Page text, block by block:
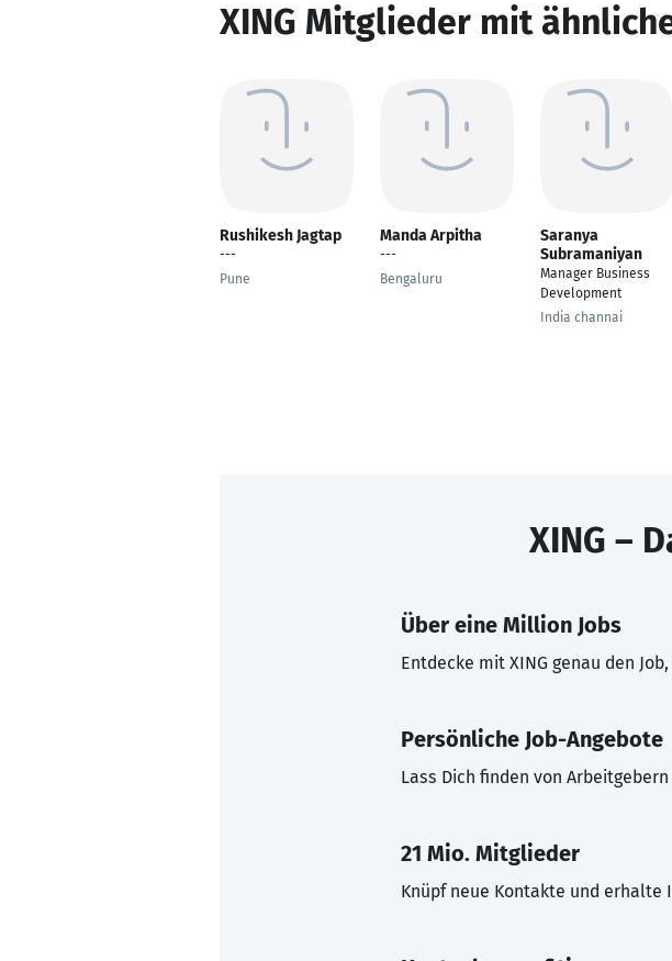
XING Mitglieder mit
Rushikesh Jagtap
---
Pune
Manda Arpitha
---
Bengaluru
Saranya
Subramaniyan
Manager Business
Development
India channai
XING –
Über eine Million Jobs
Entdecke mit XING genau den
Persönliche Job-Angebote
Lass Dich finden von
21 Mio. Mitglieder
Knüpf neue Kontakte und erhalte